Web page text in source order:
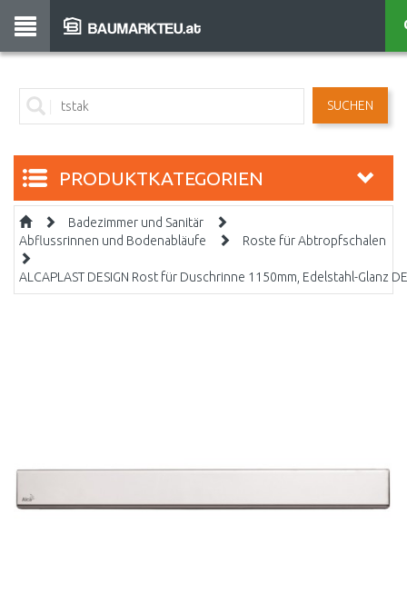
SUCHEN
PRODUKTKATEGORIEN
Badezimmer und Sanitär
Abflussrinnen und Bodenabläufe
Roste für Abtropfschalen
ALCAPLAST DESIGN Rost für Duschrinne 1150mm, Edelstahl-Glanz